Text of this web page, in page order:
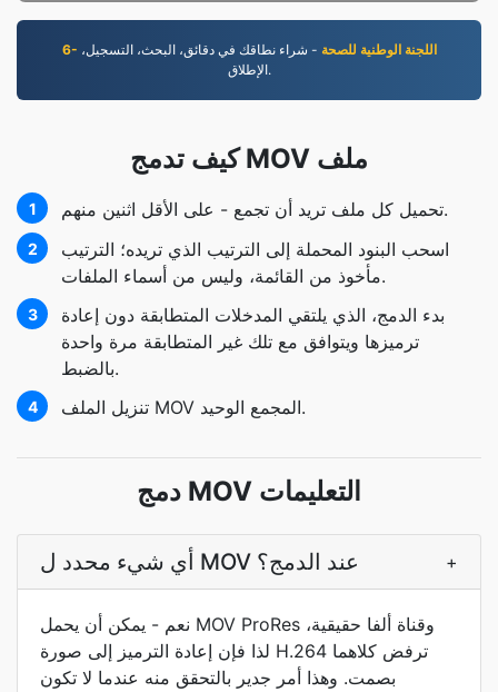
6- اللجنة الوطنية للصحة - شراء نطاقك في دقائق، البحث، التسجيل،
الإطلاق.
كيف تدمج MOV ملف
1 تحميل كل ملف تريد أن تجمع - على الأقل اثنين منهم.
2
اسحب البنود المحملة إلى الترتيب الذي تريده؛ الترتيب
مأخوذ من القائمة، وليس من أسماء الملفات.
3
بدء الدمج، الذي يلتقي المدخلات المتطابقة دون إعادة
ترميزها ويتوافق مع تلك غير المتطابقة مرة واحدة
بالضبط.
4 تنزيل الملف MOV المجمع الوحيد.
دمج MOV التعليمات
أي شيء محدد ل MOV عند الدمج؟ +
نعم - يمكن أن يحمل MOV ProRes وقناة ألفا حقيقية،
لذا فإن إعادة الترميز إلى صورة H.264 ترفض كلاهما
بصمت. وهذا أمر جدير بالتحقق منه عندما لا تكون